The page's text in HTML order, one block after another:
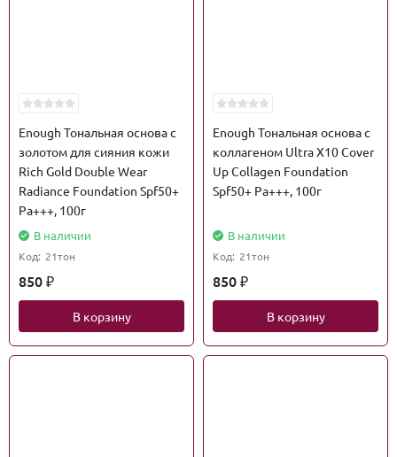
Enough Тональная основа с
золотом для сияния кожи
Rich Gold Double Wear
Radiance Foundation Spf50+
Pa+++, 100г
В наличии
Код: 21тон
850 ₽
В корзину
Enough Тональная основа с
коллагеном Ultra X10 Cover
Up Collagen Foundation
Spf50+ Pa+++, 100г
В наличии
Код: 21тон
850 ₽
В корзину